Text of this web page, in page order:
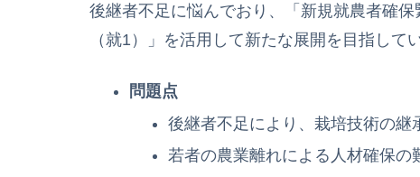
後継者不足に悩んでおり、「新規就農者確
（就1）」を活用して新たな展開を目指して
問題点
後継者不足により、栽培技術の継
若者の農業離れによる人材確保の